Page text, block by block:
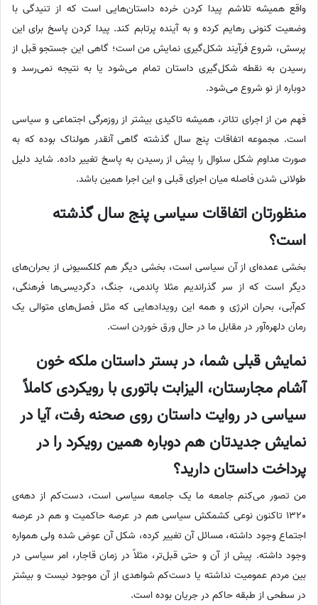
واقع همیشه تلاشم پیدا کردن خرده داستان‌هایی است که از تنیدگی با
وضعیت کنونی رهایم کرده و به آینده پرتابم کند. پیدا کردن پاسخ برای این
پرسش، شروع فرآیند شکل‌گیری نمایش من است؛ گاهی این جستجو قبل از
رسیدن به نقطه شکل‌گیری داستان تمام می‌شود یا به نتیجه نمی‌رسد و
دوباره از نو شروع می‌شود.
فهم من از اجرای تئاتر، همیشه تاکیدی بیشتر از روزمرگی اجتماعی و سیاسی
است. مجموعه اتفاقات پنج سال گذشته گاهی آنقدر هولناک بوده که به
صورت مداوم شکل سئوال را پیش از رسیدن به پاسخ تغییر داده. شاید دلیل
طولانی شدن فاصله میان اجرای قبلی و این اجرا همین باشد.
منظورتان اتفاقات سیاسی پنج سال گذشته
است؟
بخشی عمده‌ای از آن سیاسی است، بخشی دیگر هم کلکسیونی از بحران‌های
دیگر است که از سر گذراندیم مثلا پاندمی، جنگ، دگردیسی‌ها فرهنگی،
کم‌آبی، بحران انرژی و همه این رویدادهایی که مثل فصل‌های متوالی یک
رمان دلهره‌آور در مقابل ما در حال ورق خوردن است.
نمایش قبلی شما، در بستر داستان ملکه خون
آشام مجارستان، الیزابت باتوری با رویکردی کاملاً
سیاسی در روایت داستان روی صحنه رفت، آیا در
نمایش جدیدتان هم دوباره همین رویکرد را در
پرداخت داستان دارید؟
من تصور می‌کنم جامعه ما یک جامعه سیاسی است، دست‌کم از دهه‌ی
1320 تاکنون نوعی کشمکش سیاسی هم در عرصه حاکمیت و هم در عرصه
اجتماع وجود داشته، مسائل آن تغییر کرده، شکل آن عوض شده ولی همواره
وجود داشته. پیش از آن و حتی قبل‌تر، مثلاً در زمان قاجار، امر سیاسی در
بین مردم عمومیت نداشته یا دست‌کم شواهدی از آن موجود نیست و بیشتر
در سطحی از طبقه حاکم در جریان بوده است.